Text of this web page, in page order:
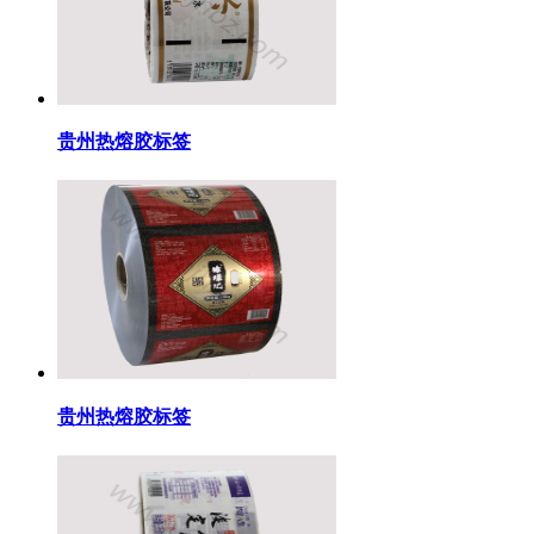
贵州热熔胶标签
贵州热熔胶标签